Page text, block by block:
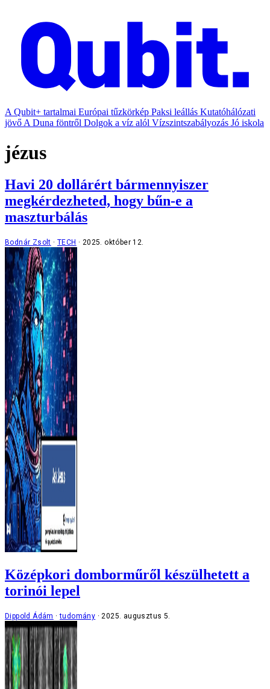
A Qubit+ tartalmai Európai tűzkörkép Paksi leállás Kutatóhálózati
jövő A Duna föntről Dolgok a víz alól Vízszintszabályozás Jó iskola
jézus
Havi 20 dollárért bármennyiszer
megkérdezheted, hogy bűn-e a
maszturbálás
Bodnár Zsolt TECH 2025. október 12.
Középkori domborműről készülhetett a
torinói lepel
Dippold Ádám tudomány 2025. augusztus 5.